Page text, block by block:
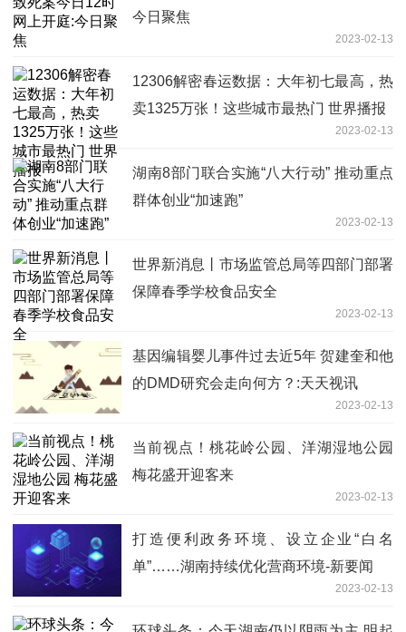
今日聚焦
2023-02-13
12306解密春运数据：大年初七最高，热
卖1325万张！这些城市最热门 世界播报
2023-02-13
湖南8部门联合实施“八大行动” 推动重点
群体创业“加速跑”
2023-02-13
世界新消息丨市场监管总局等四部门部署
保障春季学校食品安全
2023-02-13
基因编辑婴儿事件过去近5年 贺建奎和他
的DMD研究会走向何方？:天天视讯
2023-02-13
当前视点！桃花岭公园、洋湖湿地公园
梅花盛开迎客来
2023-02-13
打造便利政务环境、设立企业“白名
单”……湖南持续优化营商环境-新要闻
2023-02-13